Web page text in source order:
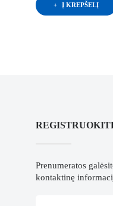
Į KREPŠELĮ
Prenumeratos
kontaktinę